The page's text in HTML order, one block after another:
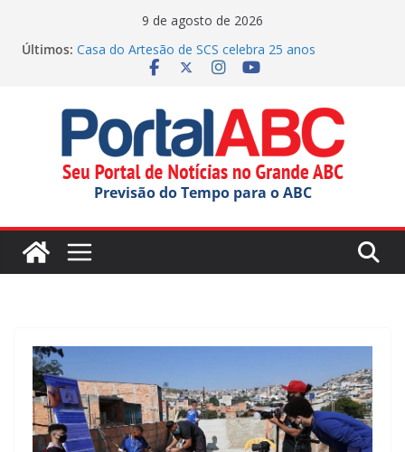
9 de agosto de 2026
Últimos: Casa do Artesão de SCS celebra 25 anos
Demônios da Garoa celebra 80 anos no Festival do
Dorival chega a 10 jogos sem vitória no Brasileirão,
somando passagens por Corinthians e São Paulo
Faculdade Municipal de SBC inicia novo ciclo com
Aula Magna
Justiça manda Mauá explicar edital para OS na
educação
Previsão do Tempo para o ABC